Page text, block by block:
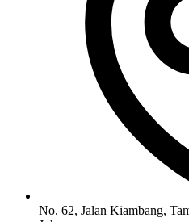
No. 62, Jalan Kiambang,